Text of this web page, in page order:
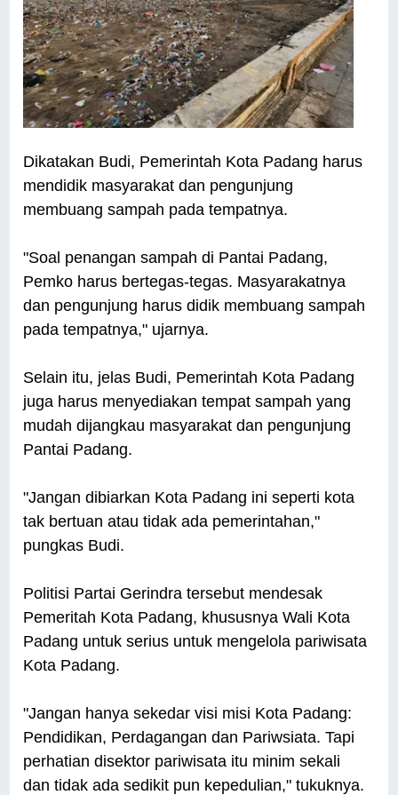
Dikatakan Budi, Pemerintah Kota Padang harus
mendidik masyarakat dan pengunjung
membuang sampah pada tempatnya.
"Soal penangan sampah di Pantai Padang,
Pemko harus bertegas-tegas. Masyarakatnya
dan pengunjung harus didik membuang sampah
pada tempatnya," ujarnya.
Selain itu, jelas Budi, Pemerintah Kota Padang
juga harus menyediakan tempat sampah yang
mudah dijangkau masyarakat dan pengunjung
Pantai Padang.
"Jangan dibiarkan Kota Padang ini seperti kota
tak bertuan atau tidak ada pemerintahan,"
pungkas Budi.
Politisi Partai Gerindra tersebut mendesak
Pemeritah Kota Padang, khususnya Wali Kota
Padang untuk serius untuk mengelola pariwisata
Kota Padang.
"Jangan hanya sekedar visi misi Kota Padang:
Pendidikan, Perdagangan dan Pariwsiata. Tapi
perhatian disektor pariwisata itu minim sekali
dan tidak ada sedikit pun kepedulian," tukuknya.